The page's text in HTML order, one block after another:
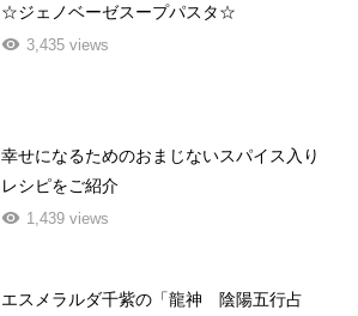
☆ジェノベーゼスープパスタ☆
3,435 views
幸せになるためのおまじないスパイス入り
レシピをご紹介
1,439 views
エスメラルダ千紫の「龍神 陰陽五行占